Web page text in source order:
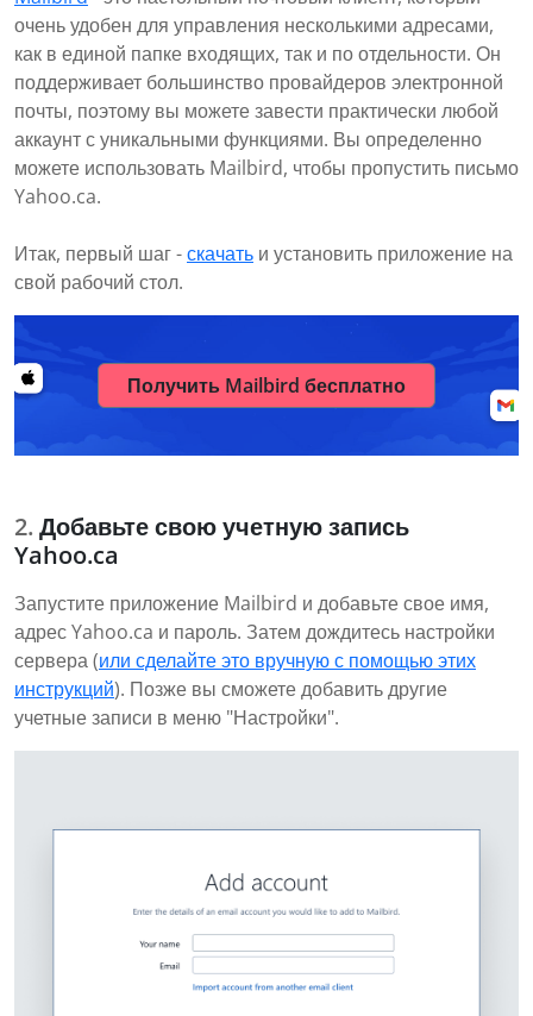
очень удобен для управления несколькими адресами,
как в единой папке входящих, так и по отдельности. Он
поддерживает большинство провайдеров электронной
почты, поэтому вы можете завести практически любой
аккаунт с уникальными функциями. Вы определенно
можете использовать Mailbird, чтобы пропустить письмо
Yahoo.ca.
Итак, первый шаг -скачать и установить приложение на
свой рабочий стол.
Получить Mailbird бесплатно
Добавьте свою учетную запись
Yahoo.ca
Запустите приложение Mailbird и добавьте свое имя,
адрес Yahoo.ca и пароль. Затем дождитесь настройки
сервера (или сделайте это вручную с помощью этих
инструкций). Позже вы сможете добавить другие
учетные записи в меню "Настройки".